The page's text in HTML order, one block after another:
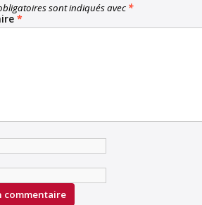
sont indiqués avec *
*